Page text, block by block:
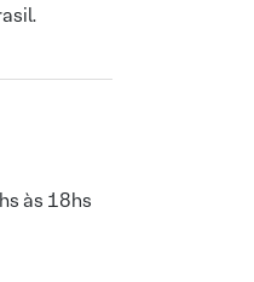
às 18hs